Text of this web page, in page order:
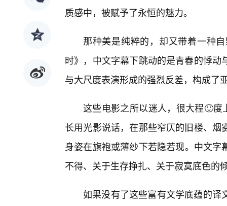
质感中，被赋予了永恒的魅力。
那种美是纯粹的，却又带着一种
时》，中文字幕下跳动的是青春的悸
与大尺度表演形成的强烈反差，构成了
这些电影之所以迷人，很大程🙂度
长用光影说话，在那些窄仄的旧楼、
身姿在旗袍或薄纱下若隐若现。中文
不得、关于生存挣扎、关于寂寞底色
如果没有了这些富有文学底蕴的译